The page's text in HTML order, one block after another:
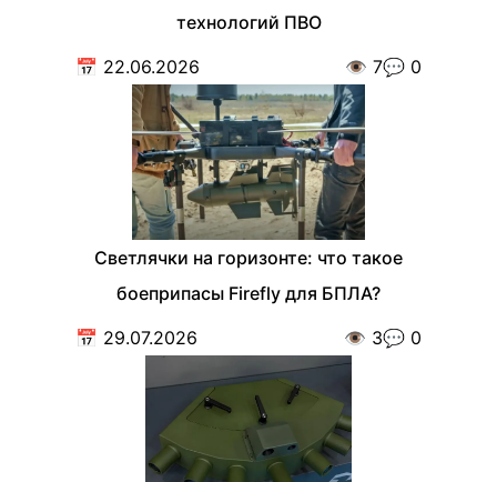
технологий ПВО
📅 22.06.2026 👁️ 7💬 0
Светлячки на горизонте: что такое
боеприпасы Firefly для БПЛА?
📅 29.07.2026 👁️ 3💬 0